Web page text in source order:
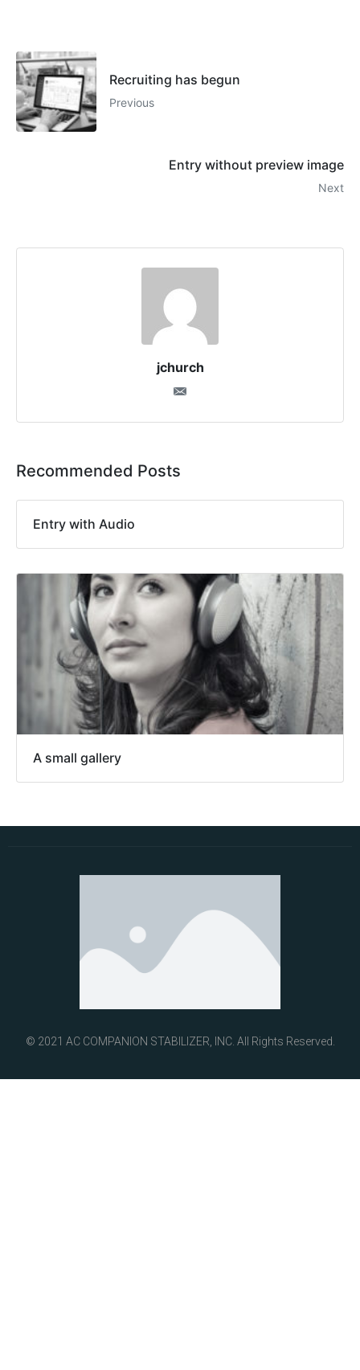
Recruiting has begun
Previous
Entry without preview image
Next
jchurch
Recommended Posts
Entry with Audio
A small gallery
© 2021 AC COMPANION STABILIZER, INC. All Rights Reserved.